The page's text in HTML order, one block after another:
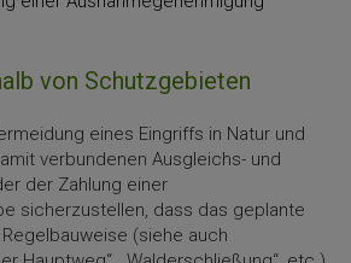
von Schutzgebieten
eines Eingriffs in Natur und
verbundenen Ausgleichs- und
der Zahlung einer
sicherzustellen, dass das geplante
(siehe auch